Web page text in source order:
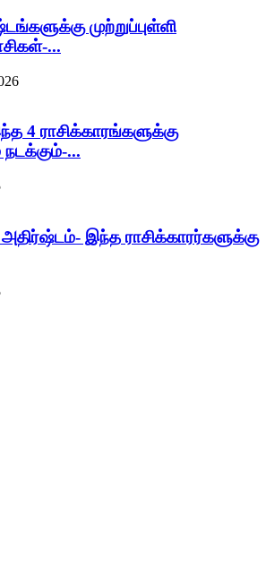
முற்றுப்புள்ளி
...
4 ராசிக்காரங்களுக்கு
...
இந்த ராசிக்காரர்களுக்கு